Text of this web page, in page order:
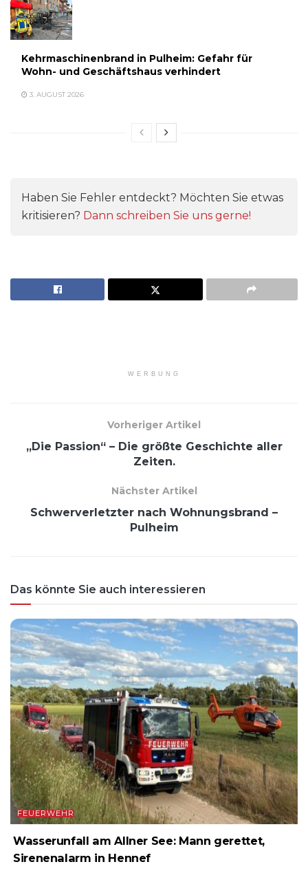
Kehrmaschinenbrand in Pulheim: Gefahr für
Wohn- und Geschäftshaus verhindert
3. AUGUST 2026
Haben Sie Fehler entdeckt? Möchten Sie etwas
kritisieren? Dann schreiben Sie uns gerne!
WERBUNG
Vorheriger Artikel
„Die Passion“ – Die größte Geschichte aller
Zeiten.
Nächster Artikel
Schwerverletzter nach Wohnungsbrand –
Pulheim
Das könnte Sie auch interessieren
FEUERWEHR
Wasserunfall am Allner See: Mann gerettet,
Sirenenalarm in Hennef